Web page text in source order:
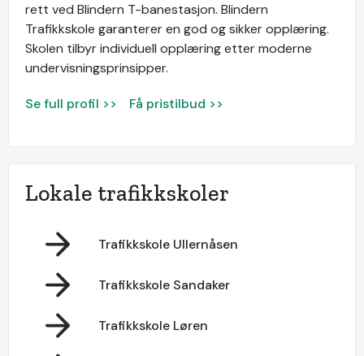
rett ved Blindern T-banestasjon. Blindern
Trafikkskole garanterer en god og sikker opplæring.
Skolen tilbyr individuell opplæring etter moderne
undervisningsprinsipper.
Se full profil >> Få pristilbud >>
Lokale trafikkskoler
Trafikkskole Ullernåsen
Trafikkskole Sandaker
Trafikkskole Løren